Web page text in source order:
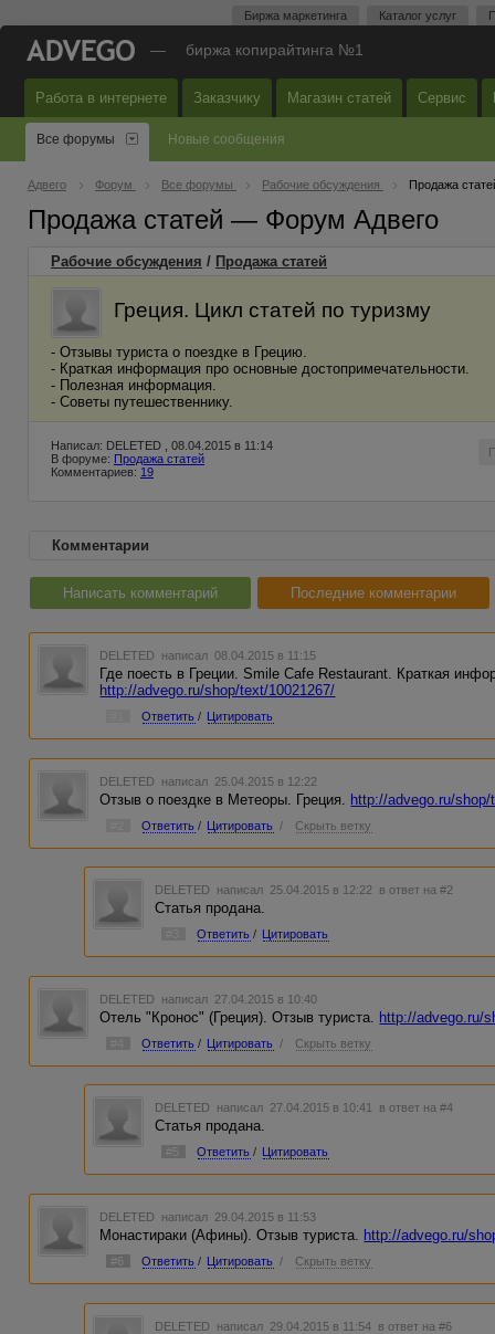
Биржа маркетинга Каталог услуг
— биржа копирайтинга №1
Работа в интернете Заказчику Магазин статей Сервис
Все форумы Новые сообщения
Адвего Форум Все форумы Рабочие обсуждения Продажа
Продажа статей — Форум Адвего
Рабочие обсуждения / Продажа статей
Греция. Цикл статей по туризму
- Отзывы туриста о поездке в Грецию.
- Краткая информация про основные достопримечательности.
- Полезная информация.
- Советы путешественнику.
Написал: DELETED , 08.04.2015 в 11:14
В форуме: Продажа статей
Комментариев: 19
Комментарии
Написать комментарий Последние комментарии
DELETED написал 08.04.2015 в 11:15
Где поесть в Греции. Smile Cafe Restaurant. Краткая
http://advego.ru/shop/text/10021267/
Ответить / Цитировать
DELETED написал 25.04.2015 в 12:22
Отзыв о поездке в Метеоры. Греция. http://advego.ru/
Ответить / Цитировать / Скрыть ветку
DELETED написал 25.04.2015 в 12:22 в ответ на #2
Статья продана.
Ответить / Цитировать
DELETED написал 27.04.2015 в 10:40
Отель "Кронос" (Греция). Отзыв туриста. http://advego.ru/
Ответить / Цитировать / Скрыть ветку
DELETED написал 27.04.2015 в 10:41 в ответ на #4
Статья продана.
#5 Ответить / Цитировать
DELETED написал 29.04.2015 в 11:53
Монастираки (Афины). Отзыв туриста. http://advego.ru/
#6 Ответить / Цитировать / Скрыть ветку
DELETED написал 29.04.2015 в 11:54 в ответ на #6